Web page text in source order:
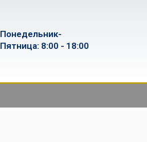
Понедельник-
Пятница: 8:00 - 18:00